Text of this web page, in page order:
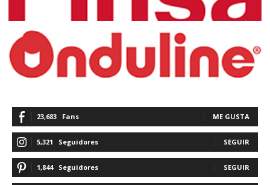
23,683 Fans ME GUSTA
5,321 Seguidores SEGUIR
1,844 Seguidores SEGUIR